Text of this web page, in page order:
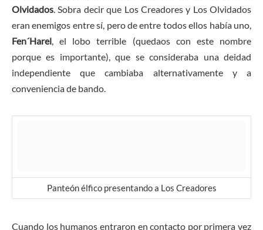
Olvidados. Sobra decir que Los Creadores y Los Olvidados
eran enemigos entre sí, pero de entre todos ellos había uno,
Fen´Harel, el lobo terrible (quedaos con este nombre
porque es importante), que se consideraba una deidad
independiente que cambiaba alternativamente y a
conveniencia de bando.
Panteón élfico presentando a Los Creadores
Cuando los humanos entraron en contacto por primera vez